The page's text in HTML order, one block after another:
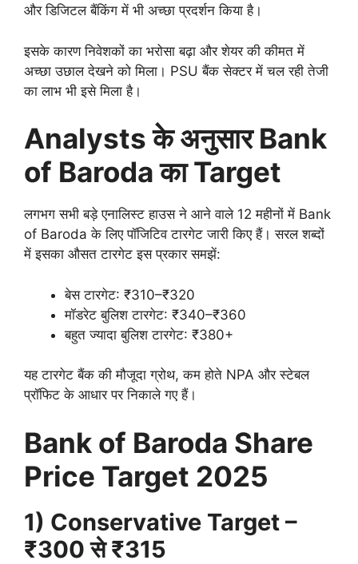
और डिजिटल बैंकिंग में भी अच्छा प्रदर्शन किया है।
इसके कारण निवेशकों का भरोसा बढ़ा और शेयर की कीमत में
अच्छा उछाल देखने को मिला। PSU बैंक सेक्टर में चल रही तेजी
का लाभ भी इसे मिला है।
Analysts के अनुसार Bank
of Baroda का Target
लगभग सभी बड़े एनालिस्ट हाउस ने आने वाले 12 महीनों में Bank
of Baroda के लिए पॉजिटिव टारगेट जारी किए हैं। सरल शब्दों
में इसका औसत टारगेट इस प्रकार समझें:
बेस टारगेट: ₹310–₹320
मॉडरेट बुलिश टारगेट: ₹340–₹360
बहुत ज्यादा बुलिश टारगेट: ₹380+
यह टारगेट बैंक की मौजूदा ग्रोथ, कम होते NPA और स्टेबल
प्रॉफिट के आधार पर निकाले गए हैं।
Bank of Baroda Share
Price Target 2025
1) Conservative Target –
₹300 से ₹315